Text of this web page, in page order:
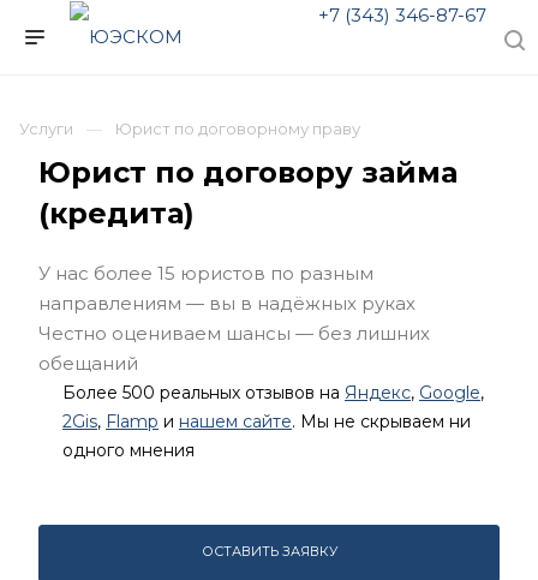
+7 (343) 346-87-67
Услуги Юрист по договорному праву
Юрист по договору займа
(кредита)
У нас более 15 юристов по разным
направлениям — вы в надёжных руках
Честно оцениваем шансы — без лишних
обещаний
Более 500 реальных отзывов на Яндекс, Google,
2Gis, Flamp и нашем сайте. Мы не скрываем ни
одного мнения
ОСТАВИТЬ ЗАЯВКУ